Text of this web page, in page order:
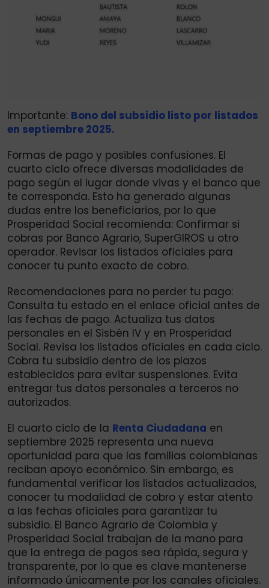
Importante: Bono del subsidio listo por listados
en septiembre 2025.
Formas de pago y posibles confusiones. El
cuarto ciclo ofrece diversas modalidades de
pago según el lugar donde vivas y el banco que
te corresponda. Esto ha generado algunas
dudas entre los beneficiarios, por lo que
Prosperidad Social recomienda: Confirmar si
cobras por Banco Agrario, SuperGIROS u otro
operador. Revisar los listados oficiales para
conocer tu punto exacto de cobro.
Recomendaciones para no perder tu pago:
Consulta tu estado en el enlace oficial antes de
las fechas de pago. Actualiza tus datos
personales en el Sisbén IV y en Prosperidad
Social. Revisa los listados oficiales en cada ciclo.
Cobra tu subsidio dentro de los plazos
establecidos para evitar suspensiones. Evita
entregar tus datos personales a terceros no
autorizados.
El cuarto ciclo de la Renta Ciudadana en
septiembre 2025 representa una nueva
oportunidad para que las familias colombianas
reciban apoyo económico. Sin embargo, es
fundamental verificar los listados actualizados,
conocer tu modalidad de cobro y estar atento
a las fechas oficiales para garantizar tu
subsidio. El Banco Agrario de Colombia y
Prosperidad Social trabajan de la mano para
que la entrega de pagos sea rápida, segura y
transparente, por lo que es clave mantenerse
informado únicamente por los canales oficiales.